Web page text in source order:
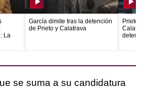
La
García dimite tras la detención
de Prieto y Calatrava
Prieto
se suma a su candidatura